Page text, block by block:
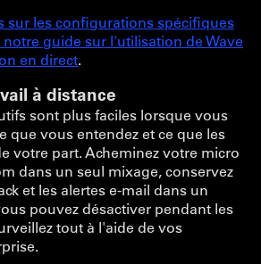
sur les configurations spécifiques
guide sur l'utilisation de Wave
en direct.
à distance
sont plus faciles lorsque vous
que vous entendez et ce que les
votre part. Acheminez votre micro
dans un seul mixage, conservez
et les alertes e-mail dans un
pouvez désactiver pendant les
tout à l'aide de vos